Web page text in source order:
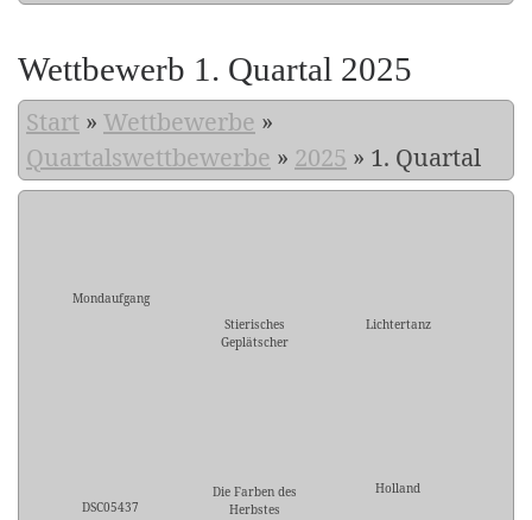
Wettbewerb 1. Quartal 2025
Start » Wettbewerbe »
Quartalswettbewerbe » 2025 » 1. Quartal
Mondaufgang
Stierisches
Geplätscher
Lichtertanz
DSC05437
Die Farben des
Herbstes
Holland